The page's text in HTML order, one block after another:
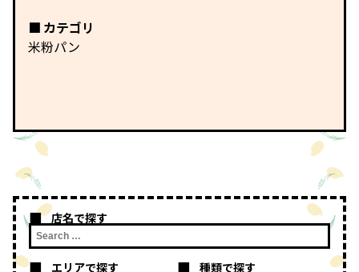
カテゴリ
米粉パン
店名で探す
エリアで探す 種類で探す